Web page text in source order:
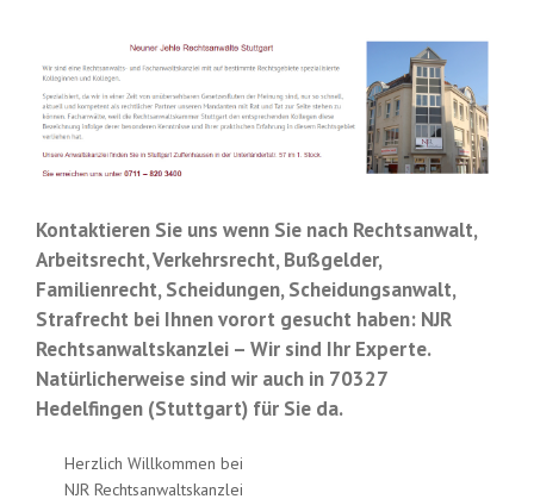
Kontaktieren Sie uns wenn Sie nach Rechtsanwalt,
Arbeitsrecht, Verkehrsrecht, Bußgelder,
Familienrecht, Scheidungen, Scheidungsanwalt,
Strafrecht bei Ihnen vorort gesucht haben: NJR
Rechtsanwaltskanzlei – Wir sind Ihr Experte.
Natürlicherweise sind wir auch in 70327
Hedelfingen (Stuttgart) für Sie da.
Herzlich Willkommen bei
NJR Rechtsanwaltskanzlei